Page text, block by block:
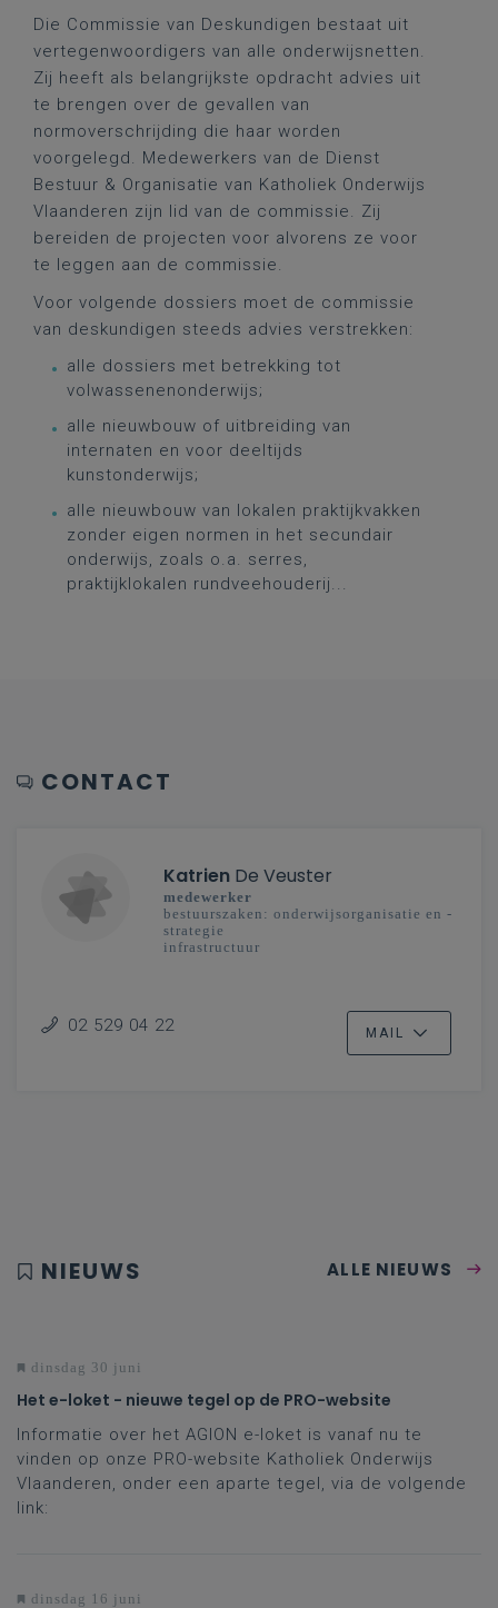
Die Commissie van Deskundigen bestaat uit
vertegenwoordigers van alle onderwijsnetten.
Zij heeft als belangrijkste opdracht advies uit
te brengen over de gevallen van
normoverschrijding die haar worden
voorgelegd. Medewerkers van de Dienst
Bestuur & Organisatie van Katholiek Onderwijs
Vlaanderen zijn lid van de commissie. Zij
bereiden de projecten voor alvorens ze voor
te leggen aan de commissie.
Voor volgende dossiers moet de commissie
van deskundigen steeds advies verstrekken:
alle dossiers met betrekking tot
volwassenenonderwijs;
alle nieuwbouw of uitbreiding van
internaten en voor deeltijds
kunstonderwijs;
alle nieuwbouw van lokalen praktijkvakken
zonder eigen normen in het secundair
onderwijs, zoals o.a. serres,
praktijklokalen rundveehouderij...
CONTACT
Katrien De Veuster
medewerker
bestuurszaken: onderwijsorganisatie en -
strategie
infrastructuur
02 529 04 22 MAIL
NIEUWS ALLE NIEUWS
dinsdag 30 juni
Het e-loket - nieuwe tegel op de PRO-website
Informatie over het AGION e-loket is vanaf nu te
vinden op onze PRO-website Katholiek Onderwijs
Vlaanderen, onder een aparte tegel, via de volgende
link:
dinsdag 16 juni